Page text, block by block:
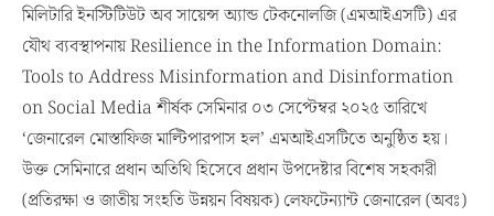
মিলিটারি ইনস্টিটিউট অব সায়েন্স অ্যান্ড টেকনোলজি (এমআইএসটি) এর
যৌথ ব্যবস্থাপনায় Resilience in the Information Domain:
Tools to Address Misinformation and Disinformation
on Social Media শীর্ষক সেমিনার ০৩ সেপ্টেম্বর ২০২৫ তারিখে
‘জেনারেল মোস্তাফিজ মাল্টিপারপাস হল’ এমআইএসটিতে অনুষ্ঠিত হয়।
উক্ত সেমিনারে প্রধান অতিথি হিসেবে প্রধান উপদেষ্টার বিশেষ সহকারী
(প্রতিরক্ষা ও জাতীয় সংহতি উন্নয়ন বিষয়ক) লেফটেন্যান্ট জেনারেল (অবঃ)